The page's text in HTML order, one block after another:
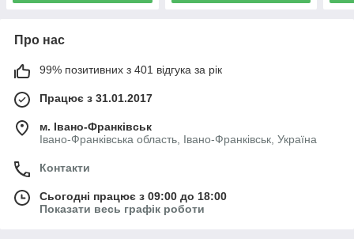
Про нас
99% позитивних з 401 відгука за рік
Працює з 31.01.2017
м. Івано-Франківськ
Івано-Франківська область, Івано-Франківськ, Україна
Контакти
Сьогодні працює з 09:00 до 18:00
Показати весь графік роботи